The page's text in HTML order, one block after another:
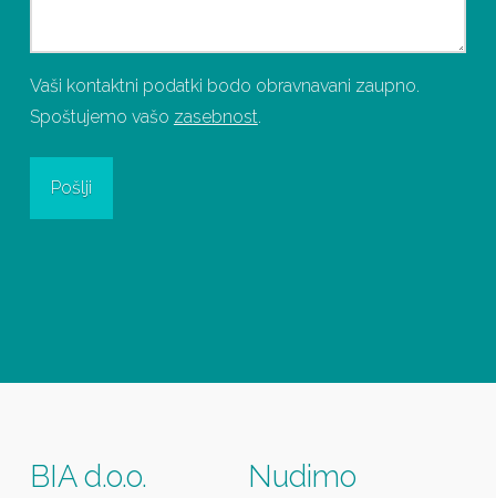
Vaši kontaktni podatki bodo obravnavani zaupno.
Spoštujemo vašo zasebnost.
BIA d.o.o. Nudimo